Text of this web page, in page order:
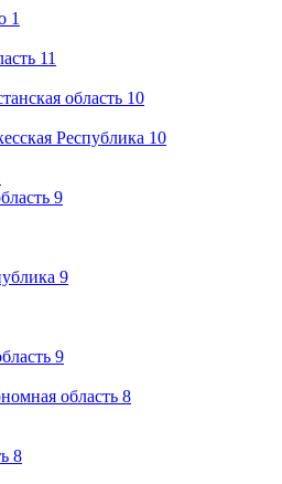
1
11
область 10
Республика 10
9
9
9
область 8
8